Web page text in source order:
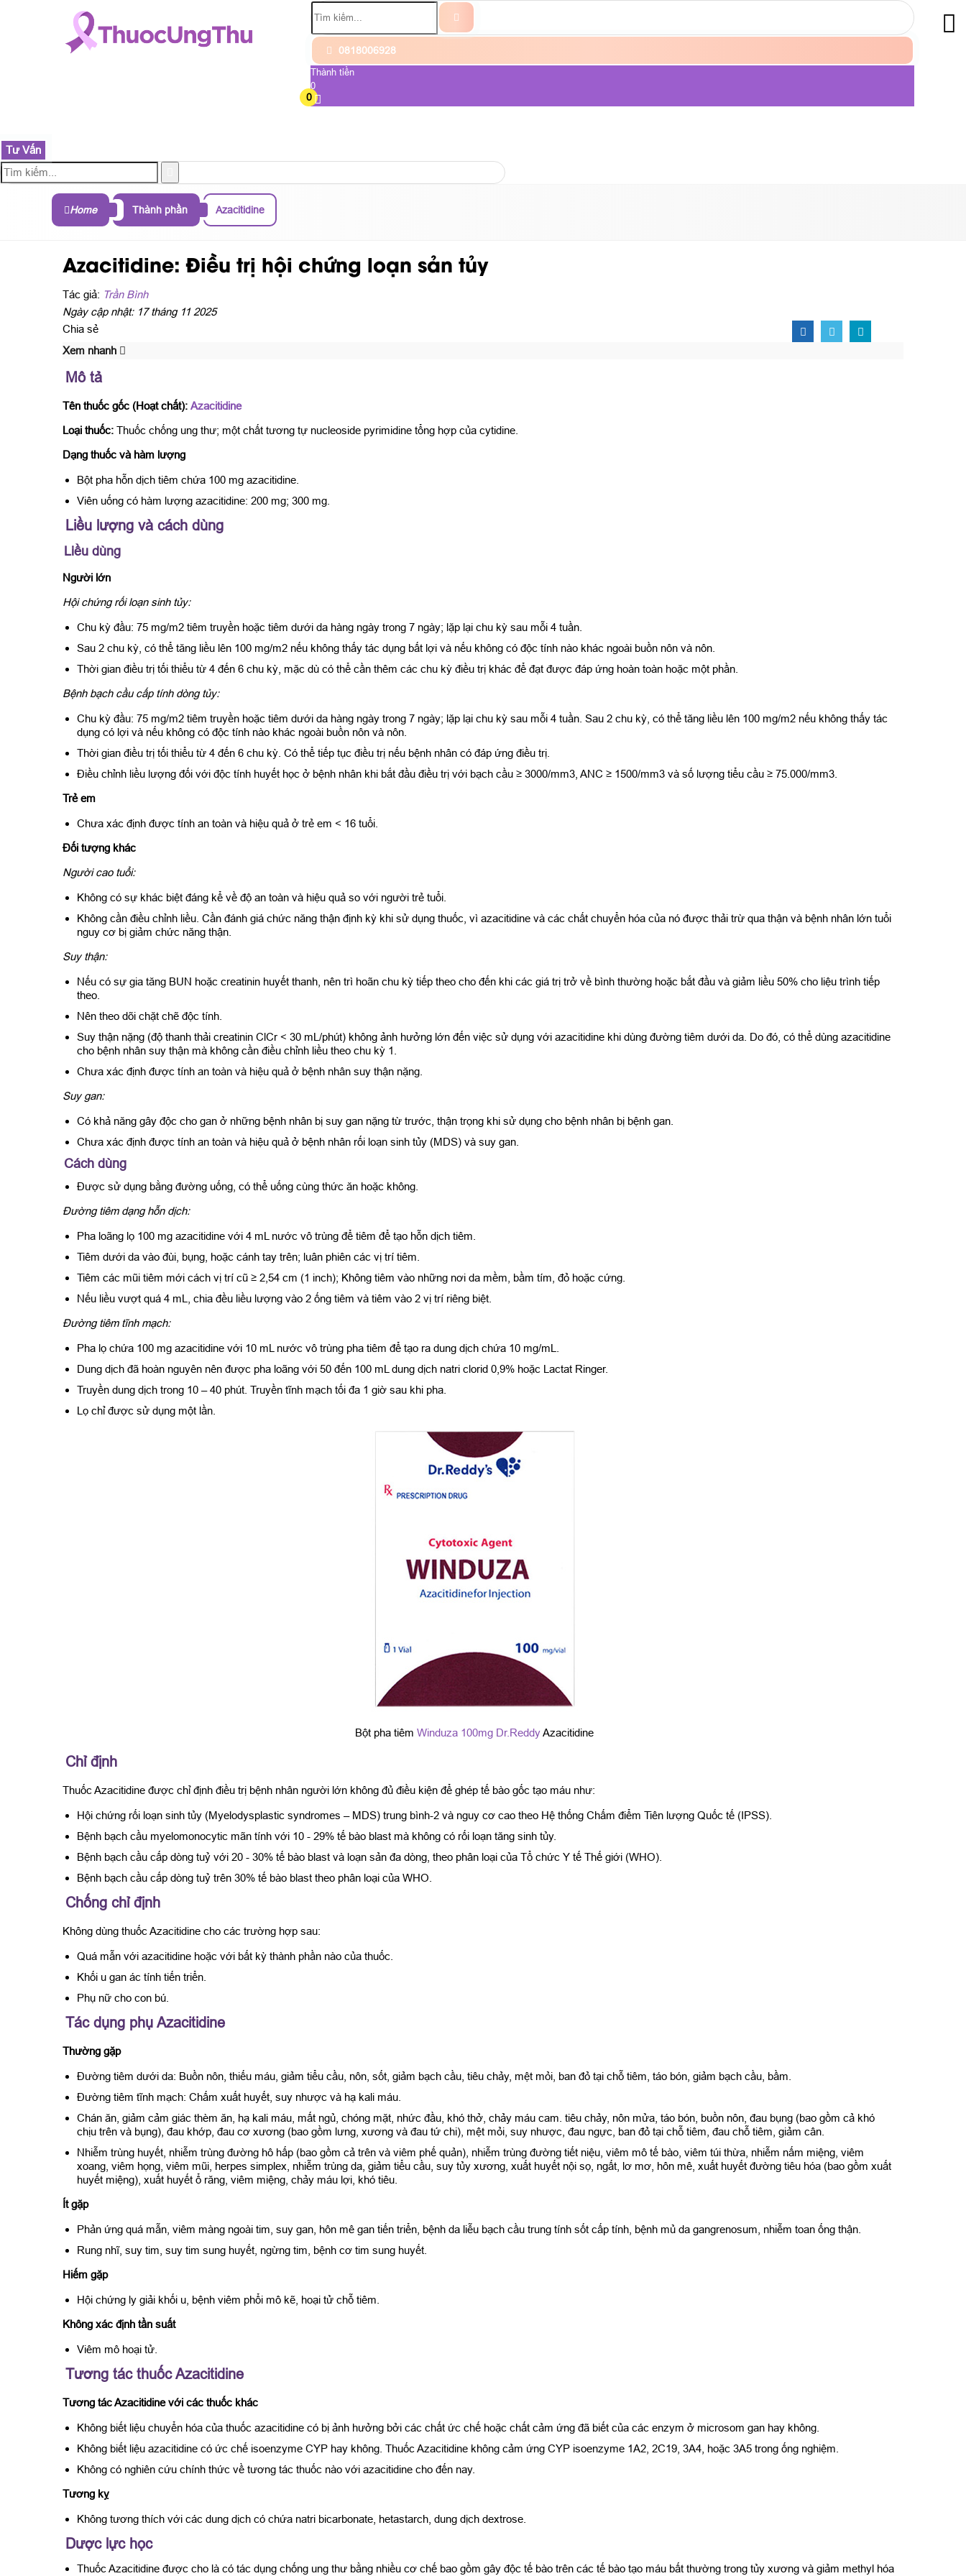
0818006928
Thành tiền
0
0
Tư Vấn
Home Thành phần Azacitidine
Azacitidine: Điều trị hội chứng loạn sản tủy
Tác giả: Trần Bình
Ngày cập nhật: 17 tháng 11 2025
Chia sẻ
Xem nhanh
Mô tả
Tên thuốc gốc (Hoạt chất): Azacitidine
Loại thuốc: Thuốc chống ung thư; một chất tương tự nucleoside pyrimidine tổng hợp của cytidine.
Dạng thuốc và hàm lượng
Bột pha hỗn dịch tiêm chứa 100 mg azacitidine.
Viên uống có hàm lượng azacitidine: 200 mg; 300 mg.
Liều lượng và cách dùng
Liều dùng
Người lớn
Hội chứng rối loạn sinh tủy:
Chu kỳ đầu: 75 mg/m2 tiêm truyền hoặc tiêm dưới da hàng ngày trong 7 ngày; lặp lại chu kỳ sau mỗi 4 tuần.
Sau 2 chu kỳ, có thể tăng liều lên 100 mg/m2 nếu không thấy tác dụng bất lợi và nếu không có độc tính nào khác ngoài buồn nôn và nôn.
Thời gian điều trị tối thiểu từ 4 đến 6 chu kỳ, mặc dù có thể cần thêm các chu kỳ điều trị khác để đạt được đáp ứng hoàn toàn hoặc một phần.
Bệnh bạch cầu cấp tính dòng tủy:
Chu kỳ đầu: 75 mg/m2 tiêm truyền hoặc tiêm dưới da hàng ngày trong 7 ngày; lặp lại chu kỳ sau mỗi 4 tuần. Sau 2 chu kỳ, có thể tăng liều lên 100 mg/m2 nếu không thấy tác
dụng có lợi và nếu không có độc tính nào khác ngoài buồn nôn và nôn.
Thời gian điều trị tối thiểu từ 4 đến 6 chu kỳ. Có thể tiếp tục điều trị nếu bệnh nhân có đáp ứng điều trị.
Điều chỉnh liều lượng đối với độc tính huyết học ở bệnh nhân khi bắt đầu điều trị với bạch cầu ≥ 3000/mm3, ANC ≥ 1500/mm3 và số lượng tiểu cầu ≥ 75.000/mm3.
Trẻ em
Chưa xác định được tính an toàn và hiệu quả ở trẻ em < 16 tuổi.
Đối tượng khác
Người cao tuổi:
Không có sự khác biệt đáng kể về độ an toàn và hiệu quả so với người trẻ tuổi.
Không cần điều chỉnh liều. Cần đánh giá chức năng thận định kỳ khi sử dụng thuốc, vì azacitidine và các chất chuyển hóa của nó được thải trừ qua thận và bệnh nhân lớn tuổi
nguy cơ bị giảm chức năng thận.
Suy thận:
Nếu có sự gia tăng BUN hoặc creatinin huyết thanh, nên trì hoãn chu kỳ tiếp theo cho đến khi các giá trị trở về bình thường hoặc bắt đầu và giảm liều 50% cho liệu trình tiếp
theo.
Nên theo dõi chặt chẽ độc tính.
Suy thận nặng (độ thanh thải creatinin ClCr < 30 mL/phút) không ảnh hưởng lớn đến việc sử dụng với azacitidine khi dùng đường tiêm dưới da. Do đó, có thể dùng azacitidine
cho bệnh nhân suy thận mà không cần điều chỉnh liều theo chu kỳ 1.
Chưa xác định được tính an toàn và hiệu quả ở bệnh nhân suy thận nặng.
Suy gan:
Có khả năng gây độc cho gan ở những bệnh nhân bị suy gan nặng từ trước, thận trọng khi sử dụng cho bệnh nhân bị bệnh gan.
Chưa xác định được tính an toàn và hiệu quả ở bệnh nhân rối loạn sinh tủy (MDS) và suy gan.
Cách dùng
Được sử dụng bằng đường uống, có thể uống cùng thức ăn hoặc không.
Đường tiêm dạng hỗn dịch:
Pha loãng lọ 100 mg azacitidine với 4 mL nước vô trùng để tiêm để tạo hỗn dịch tiêm.
Tiêm dưới da vào đùi, bụng, hoặc cánh tay trên; luân phiên các vị trí tiêm.
Tiêm các mũi tiêm mới cách vị trí cũ ≥ 2,54 cm (1 inch); Không tiêm vào những nơi da mềm, bầm tím, đỏ hoặc cứng.
Nếu liều vượt quá 4 mL, chia đều liều lượng vào 2 ống tiêm và tiêm vào 2 vị trí riêng biệt.
Đường tiêm tĩnh mạch:
Pha lọ chứa 100 mg azacitidine với 10 mL nước vô trùng pha tiêm để tạo ra dung dịch chứa 10 mg/mL.
Dung dịch đã hoàn nguyên nên được pha loãng với 50 đến 100 mL dung dịch natri clorid 0,9% hoặc Lactat Ringer.
Truyền dung dịch trong 10 – 40 phút. Truyền tĩnh mạch tối đa 1 giờ sau khi pha.
Lọ chỉ được sử dụng một lần.
Bột pha tiêmWinduza 100mg Dr.ReddyAzacitidine
Chỉ định
Thuốc Azacitidine được chỉ định điều trị bệnh nhân người lớn không đủ điều kiện để ghép tế bào gốc tạo máu như:
Hội chứng rối loạn sinh tủy (Myelodysplastic syndromes – MDS) trung bình-2 và nguy cơ cao theo Hệ thống Chấm điểm Tiên lượng Quốc tế (IPSS).
Bệnh bạch cầu myelomonocytic mãn tính với 10 - 29% tế bào blast mà không có rối loạn tăng sinh tủy.
Bệnh bạch cầu cấp dòng tuỷ với 20 - 30% tế bào blast và loạn sản đa dòng, theo phân loại của Tổ chức Y tế Thế giới (WHO).
Bệnh bạch cầu cấp dòng tuỷ trên 30% tế bào blast theo phân loại của WHO.
Chống chỉ định
Không dùng thuốc Azacitidine cho các trường hợp sau:
Quá mẫn với azacitidine hoặc với bất kỳ thành phần nào của thuốc.
Khối u gan ác tính tiến triển.
Phụ nữ cho con bú.
Tác dụng phụ Azacitidine
Thường gặp
Đường tiêm dưới da: Buồn nôn, thiếu máu, giảm tiểu cầu, nôn, sốt, giảm bạch cầu, tiêu chảy, mệt mỏi, ban đỏ tại chỗ tiêm, táo bón, giảm bạch cầu, bầm.
Đường tiêm tĩnh mạch: Chấm xuất huyết, suy nhược và hạ kali máu.
Chán ăn, giảm cảm giác thèm ăn, hạ kali máu, mất ngủ, chóng mặt, nhức đầu, khó thở, chảy máu cam. tiêu chảy, nôn mửa, táo bón, buồn nôn, đau bụng (bao gồm cả khó
chịu trên và bụng), đau khớp, đau cơ xương (bao gồm lưng, xương và đau tứ chi), mệt mỏi, suy nhược, đau ngực, ban đỏ tại chỗ tiêm, đau chỗ tiêm, giảm cân.
Nhiễm trùng huyết, nhiễm trùng đường hô hấp (bao gồm cả trên và viêm phế quản), nhiễm trùng đường tiết niệu, viêm mô tế bào, viêm túi thừa, nhiễm nấm miệng, viêm
xoang, viêm họng, viêm mũi, herpes simplex, nhiễm trùng da, giảm tiểu cầu, suy tủy xương, xuất huyết nội sọ, ngất, lơ mơ, hôn mê, xuất huyết đường tiêu hóa (bao gồm xuất
huyết miệng), xuất huyết ổ răng, viêm miệng, chảy máu lợi, khó tiêu.
Ít gặp
Phản ứng quá mẫn, viêm màng ngoài tim, suy gan, hôn mê gan tiến triển, bệnh da liễu bạch cầu trung tính sốt cấp tính, bệnh mủ da gangrenosum, nhiễm toan ống thận.
Rung nhĩ, suy tim, suy tim sung huyết, ngừng tim, bệnh cơ tim sung huyết.
Hiếm gặp
Hội chứng ly giải khối u, bệnh viêm phổi mô kẽ, hoại tử chỗ tiêm.
Không xác định tần suất
Viêm mô hoại tử.
Tương tác thuốc Azacitidine
Tương tác Azacitidine với các thuốc khác
Không biết liệu chuyển hóa của thuốc azacitidine có bị ảnh hưởng bởi các chất ức chế hoặc chất cảm ứng đã biết của các enzym ở microsom gan hay không.
Không biết liệu azacitidine có ức chế isoenzyme CYP hay không. Thuốc Azacitidine không cảm ứng CYP isoenzyme 1A2, 2C19, 3A4, hoặc 3A5 trong ống nghiệm.
Không có nghiên cứu chính thức về tương tác thuốc nào với azacitidine cho đến nay.
Tương kỵ
Không tương thích với các dung dịch có chứa natri bicarbonate, hetastarch, dung dịch dextrose.
Dược lực học
Thuốc Azacitidine được cho là có tác dụng chống ung thư bằng nhiều cơ chế bao gồm gây độc tế bào trên các tế bào tạo máu bất thường trong tủy xương và giảm methyl hóa